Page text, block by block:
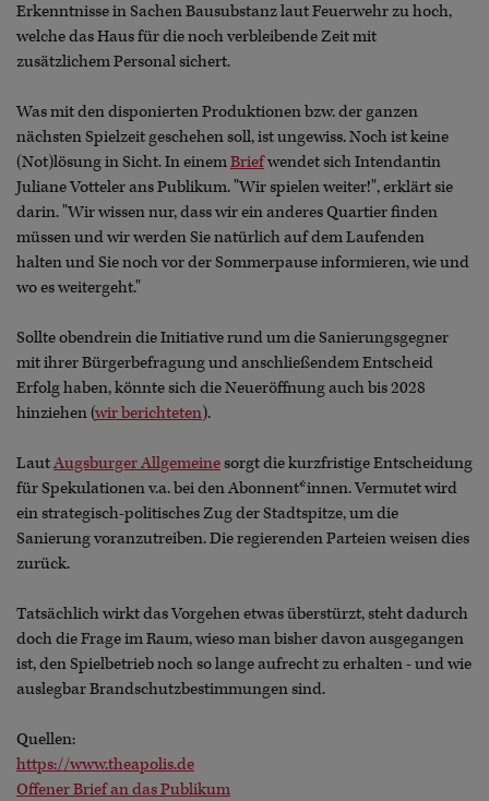
Erkenntnisse in Sachen Bausubstanz laut Feuerwehr zu hoch,
welche das Haus für die noch verbleibende Zeit mit
zusätzlichem Personal sichert.
Was mit den disponierten Produktionen bzw. der ganzen
nächsten Spielzeit geschehen soll, ist ungewiss. Noch ist keine
(Not)lösung in Sicht. In einemBriefwendet sich Intendantin
Juliane Votteler ans Publikum. "Wir spielen weiter!", erklärt sie
darin. "Wir wissen nur, dass wir ein anderes Quartier finden
müssen und wir werden Sie natürlich auf dem Laufenden
halten und Sie noch vor der Sommerpause informieren, wie und
wo es weitergeht."
Sollte obendrein die Initiative rund um die Sanierungsgegner
mit ihrer Bürgerbefragung und anschließendem Entscheid
Erfolg haben, könnte sich die Neueröffnung auch bis 2028
hinziehen (wir berichteten).
LautAugsburger Allgemeinesorgt die kurzfristige Entscheidung
für Spekulationen v.a. bei den Abonnent*innen. Vermutet wird
ein strategisch-politisches Zug der Stadtspitze, um die
Sanierung voranzutreiben. Die regierenden Parteien weisen dies
zurück.
Tatsächlich wirkt das Vorgehen etwas überstürzt, steht dadurch
doch die Frage im Raum, wieso man bisher davon ausgegangen
ist, den Spielbetrieb noch so lange aufrecht zu erhalten - und wie
auslegbar Brandschutzbestimmungen sind.
Quellen:
https://www.theapolis.de
Offener Brief an das Publikum